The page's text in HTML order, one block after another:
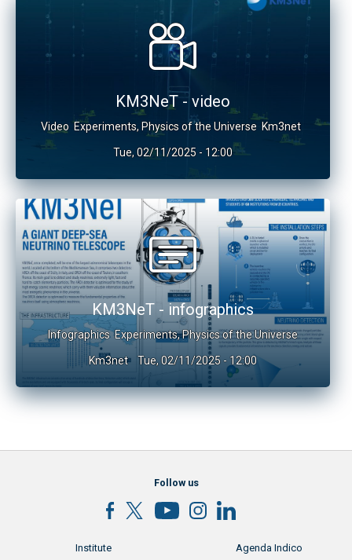
KM3NeT - video
Video Experiments, Physics of the Universe Km3net
Tue, 02/11/2025 - 12:00
KM3NeT - infographics
Infographics Experiments,Physics of the Universe
Km3net Tue, 02/11/2025 - 12:00
Follow us
Menu footer
Institute
Menu footer 2
Agenda Indico